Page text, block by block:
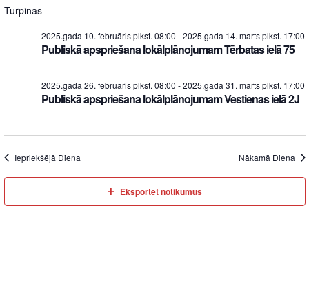
date.
Turpinās
2025.gada 10. februāris plkst. 08:00 -2025.gada 14. marts plkst. 17:00
Publiskā apspriešana lokālplānojumam Tērbatas ielā 75
2025.gada 26. februāris plkst. 08:00 -2025.gada 31. marts plkst. 17:00
Publiskā apspriešana lokālplānojumam Vestienas ielā 2J
Iepriekšējā Diena Nākamā Diena
Eksportēt notikumus